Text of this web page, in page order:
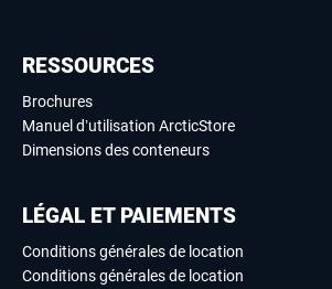
RESSOURCES
Brochures
Manuel d’utilisation ArcticStore
Dimensions des conteneurs
LÉGAL ET PAIEMENTS
Conditions générales de location
Conditions générales de location